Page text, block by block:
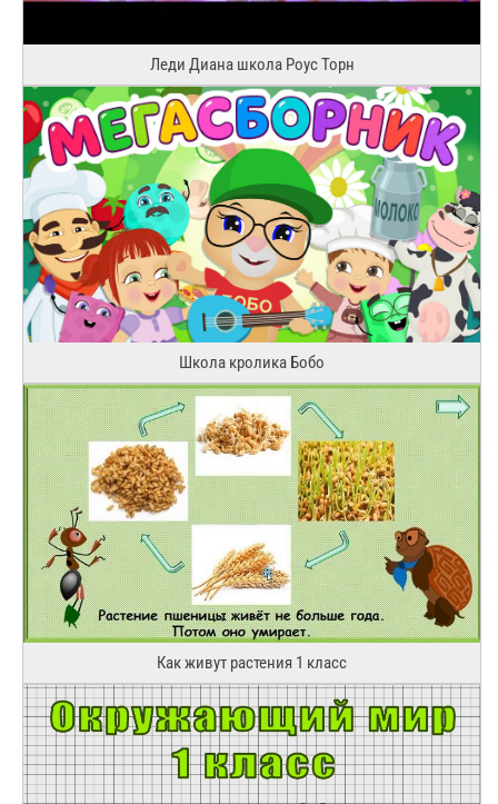
Леди Диана школа Роус Торн
Школа кролика Бобо
Как живут растения 1 класс